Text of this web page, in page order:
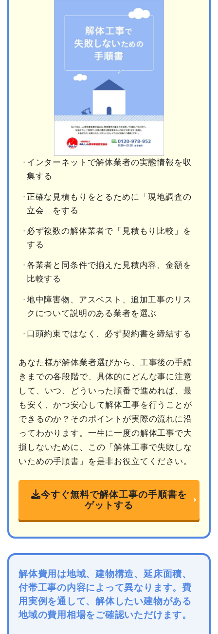
インターネットで解体業者の実態情報を収
集する
正確な見積もりをとるために「現地調査の
立会」をする
必ず複数の解体業者で「見積もり比較」を
する
各業者と同条件で揃えた見積内容、金額を
比較する
地中障害物、アスベスト、追加工事のリス
クについて説明のある業者を選ぶ
口頭約束ではなく、必ず契約書を締結する
あなた様が解体業者選びから、工事後の手続
きまでの各段階で、具体的にどんな事に注意
して、いつ、どういった順番で進めれば、最
も安く、かつ安心して解体工事を行うことが
できるのか？そのポイントが実際の流れに沿
ってわかります。一生に一度の解体工事で大
損しないために、この「解体工事で失敗しな
いための手順書」を是非お役立てください。
今すぐ無料で解体工事の手順書を
ゲットする
解体費用は地域、建物構造、延床面積、
付帯工事の内容によって異なります。費
用実例を通して、解体したい建物がある
地域の費用相場をご確認いただけます。